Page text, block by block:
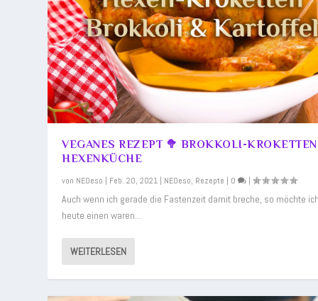
Gepostet vonNEOeso|Feb. 2, 2021|NEOeso,Rezepte|0 |
Gepostet vonNEOeso|Juli 16, 2020|NEOeso,Rezepte|0 |
Gepostet vonNEOeso|Juni 17, 2019|Alchemie,Rezepte,Schamanismus
Gepostet vonNEOeso|März 14, 2016|Alchemie,Online Kurs ,Rezepte|0
Gepostet vonNEOeso|März 4, 2016|NEOeso,Online Kurs,Rezepte| 0
VEGANES REZEPT 🥦 BROKKOLI-KROKETTEN
HEXENKÜCHE
von NEOeso | Feb. 20, 2021 | NEOeso, Rezepte | 0 |
Auch wenn ich gerade die Fastenzeit damit breche, so möchte
heute einen waren...
WEITERLESEN